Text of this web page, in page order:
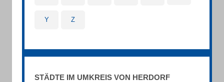
Y Z
STÄDTE IM UMKREIS VON HERDORF